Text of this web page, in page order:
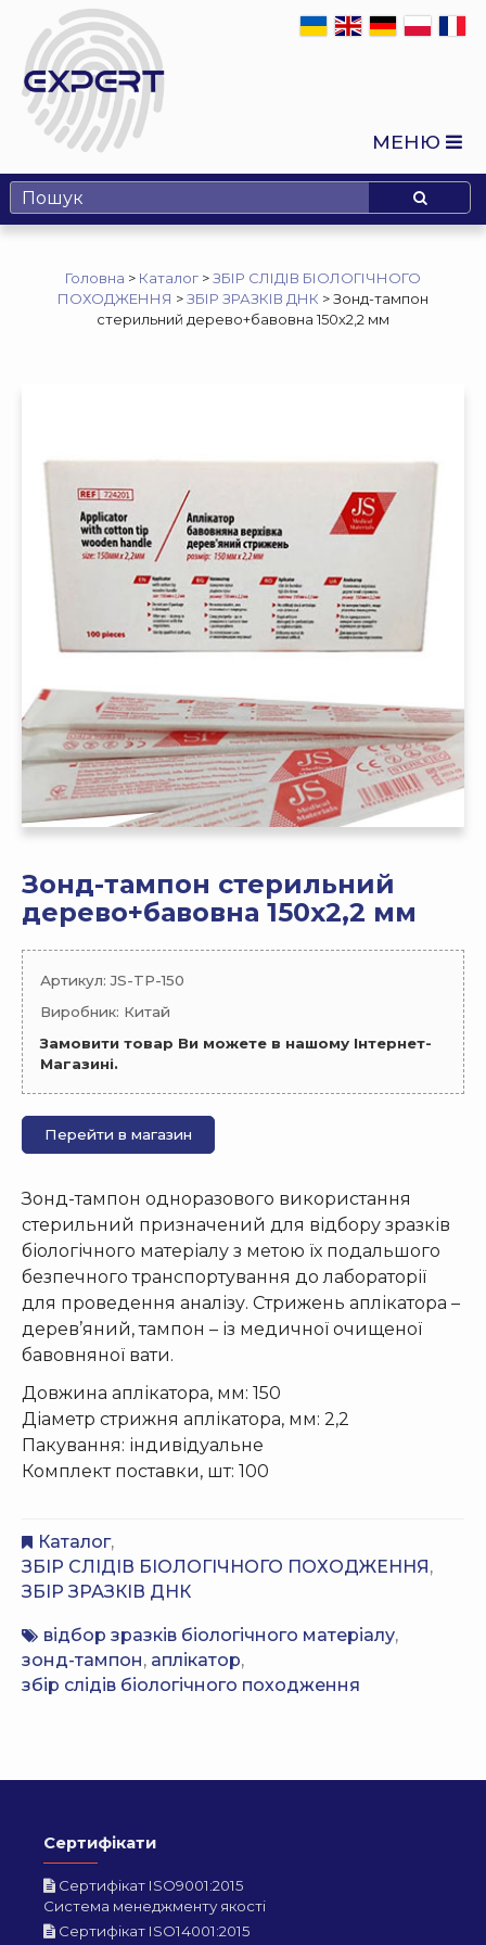
МЕНЮ
Головна > Каталог >ЗБІР СЛІДІВ БІОЛОГІЧНОГО
ПОХОДЖЕННЯ >ЗБІР ЗРАЗКІВ ДНК >Зонд-тампон
стерильний дерево+бавовна 150х2,2 мм
Зонд-тампон стерильний
дерево+бавовна 150х2,2 мм
Артикул: JS-TP-150
Виробник: Китай
Замовити товар Ви можете в нашому Інтернет-
Магазині.
Перейти в магазин
Зонд-тампон одноразового використання
стерильний призначений для відбору зразків
біологічного матеріалу з метою їх подальшого
безпечного транспортування до лабораторії
для проведення аналізу. Стрижень аплікатора –
дерев’яний, тампон – із медичної очищеної
бавовняної вати.
Довжина аплікатора, мм: 150
Діаметр стрижня аплікатора, мм: 2,2
Пакування: індивідуальне
Комплект поставки, шт: 100
Каталог,
ЗБІР СЛІДІВ БІОЛОГІЧНОГО ПОХОДЖЕННЯ ,
ЗБІР ЗРАЗКІВ ДНК
відбор зразків біологічного матеріалу,
зонд-тампон, аплікатор,
збір слідів біологічного походження
Сертифікати
Сертифікат ISO9001:2015
Система менеджменту якості
Сертифікат ISO14001:2015